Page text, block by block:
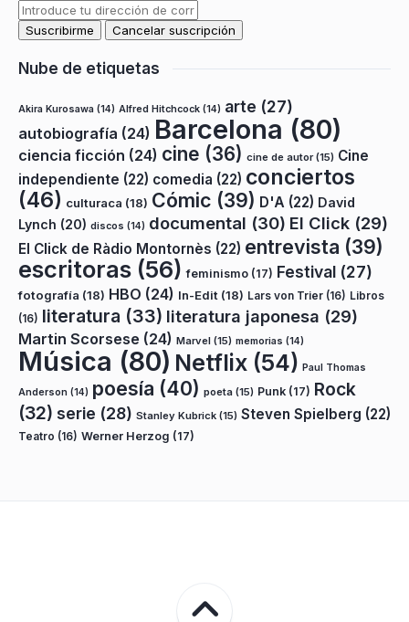
Nube de etiquetas
Akira Kurosawa (14) Alfred Hitchcock (14) arte (27)
autobiografía (24) Barcelona (80)
ciencia ficción (24) cine (36) cine de autor(15) Cine
independiente (22) comedia (22) conciertos
(46) culturaca (18) Cómic (39) D'A (22) David
Lynch (20) discos (14) documental (30) El Click (29)
El Click de Ràdio Montornès (22) entrevista (39)
escritoras (56) feminismo (17) Festival (27)
fotografía (18) HBO (24) In-Edit (18) Lars von Trier (16) Libros
(16) literatura (33) literatura japonesa (29)
Martin Scorsese (24) Marvel (15) memorias (14)
Música (80) Netflix (54) Paul Thomas
Anderson (14) poesía (40) poeta (15) Punk (17) Rock
(32) serie (28) Stanley Kubrick (15) Steven Spielberg (22)
Teatro (16) Werner Herzog (17)